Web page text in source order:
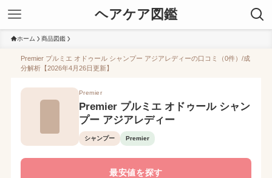
ヘアケア図鑑
ホーム 商品図鑑
Premier プルミエ オドゥール シャンプー アジアレディーの口コミ（0件）/成
分解析【2026年4月26日更新】
Premier
Premier プルミエ オドゥール シャン
プー アジアレディー
シャンプー Premier
最安値を探す